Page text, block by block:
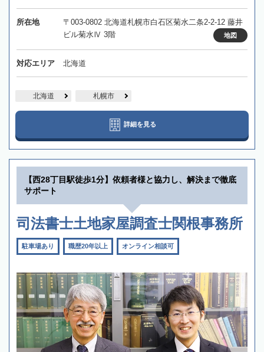
所在地
〒003-0802 北海道札幌市白石区菊水二条2-2-12 藤井
ビル菊水Ⅳ 3階
地図
対応エリア 北海道
北海道 札幌市
詳細を見る
【西28丁目駅徒歩1分】依頼者様と協力し、解決まで徹底
サポート
司法書士土地家屋調査士関根事務所
駐車場あり 職歴20年以上 オンライン相談可